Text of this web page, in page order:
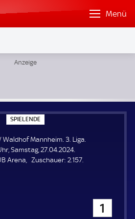
Menü
SPIELENDE
P
E
L
E
N
Waldhof Mannheim. 3. Liga.
Samstag, 27.04.2024.
Arena
Zuschauer: Z
2.157.
1